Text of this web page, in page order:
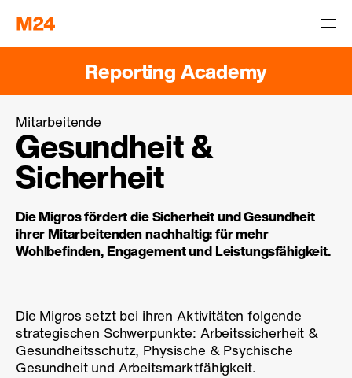
Reporting Academy
Mitarbeitende
Gesundheit &
Sicherheit
Die Migros fördert die Sicherheit und Gesundheit
ihrer Mitarbeitenden nachhaltig: für mehr
Wohlbefinden, Engagement und Leistungsfähigkeit.
Die Migros setzt bei ihren Aktivitäten folgende
strategischen Schwerpunkte: Arbeitssicherheit &
Gesundheitsschutz, Physische & Psychische
Gesundheit und Arbeitsmarktfähigkeit.